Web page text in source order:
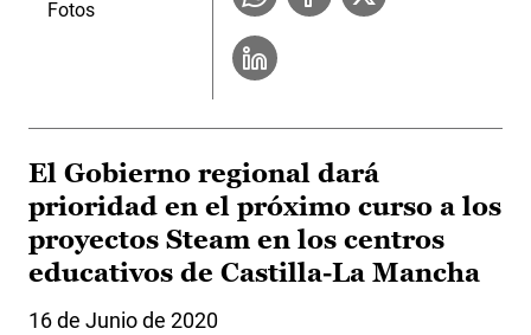
Fotos
El Gobierno regional dará
prioridad en el próximo curso a los
proyectos Steam en los centros
educativos de Castilla-La Mancha
16 de Junio de 2020